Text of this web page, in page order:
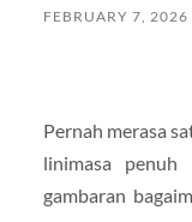
FEBRUARY 7, 2026
Pernah merasa
linimasa penuh
gambaran